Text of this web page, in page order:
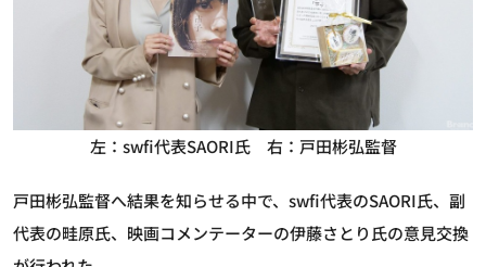
左：swfi代表SAORI氏 右：戸田彬弘監督
戸田彬弘監督へ結果を知らせる中で、swfi代表のSAORI氏、副
代表の畦原氏、映画コメンテーターの伊藤さとり氏の意見交換